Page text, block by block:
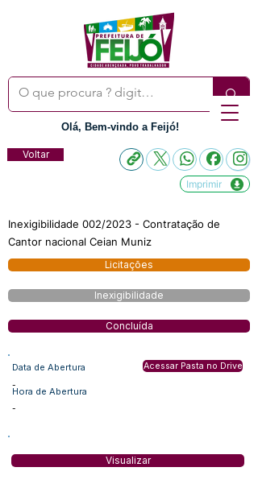
Olá, Bem-vindo a Feijó!
Voltar
Imprimir
Inexigibilidade 002/2023 - Contratação de
Cantor nacional Ceian Muniz
Licitações
Inexigibilidade
Concluída
Data de Abertura
-
Hora de Abertura
-
Acessar Pasta no Drive
Visualizar